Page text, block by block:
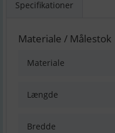
Specifikationer
Materiale / Målestok
Materiale
Længde
Bredde